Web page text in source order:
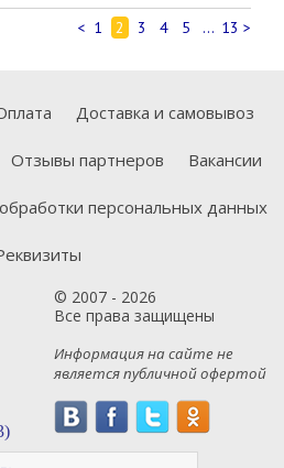
< 1 2 3 4 5 ... 13 >
Доставка и самовывоз
Отзывы партнеров Вакансии
персональных данных
© 2007 - 2026
Все права защищены
Информация на сайте не
является публичной офертой